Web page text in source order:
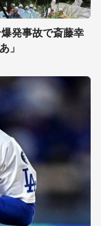
発事故で斎藤幸
」